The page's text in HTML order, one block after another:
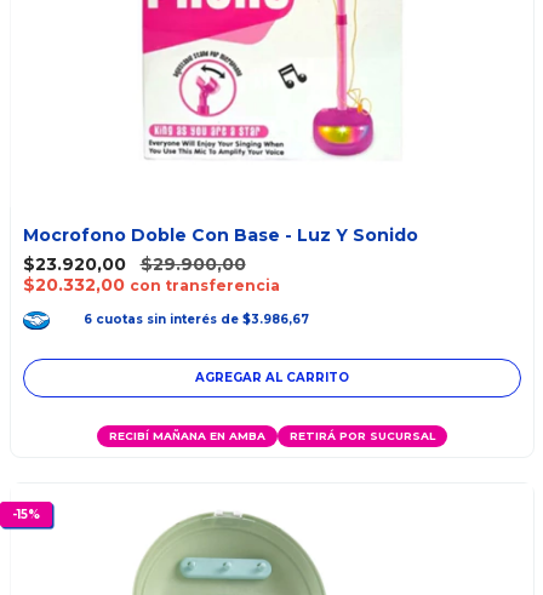
Mocrofono Doble Con Base - Luz Y Sonido
$23.920,00
$29.900,00
$20.332,00 con transferencia
6 cuotas sin interés de $3.986,67
RECIBÍ MAÑANA EN AMBA RETIRÁ POR SUCURSAL
-15%